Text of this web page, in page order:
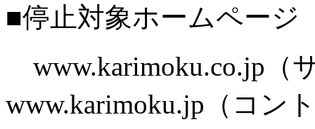
■停止対象ホームページ
www.karimoku.co.jp（
www.karimoku.jp（コン